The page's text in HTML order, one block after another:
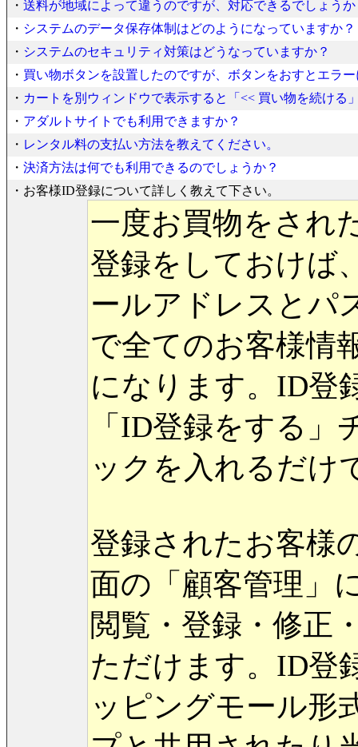
・ 送料が地域によって違うのですが、対応できるでしょうか
・ システムのデータ保存体制はどのようになっていますか？
・ システムのセキュリティ対策はどうなっていますか？
・ 買い物ボタンを設置したのですが、ボタンをおすとエラ
・ カートを別ウィンドウで表示すると「<< 買い物を続ける
・ アダルトサイトでも利用できますか？
・ レンタル料の支払い方法を教えてください。
・ 決済方法は何でも利用できるのでしょうか？
・お客様ID登録について詳しく教えて下さい。
一度お買物をされ
登録をしておけば
ールアドレスとパ
で全てのお客様情
になります。ID登
「ID登録をする
ックを入れるだけ
登録されたお客様
面の「顧客管理」
閲覧・登録・修正
ただけます。ID登
ッピングモール形